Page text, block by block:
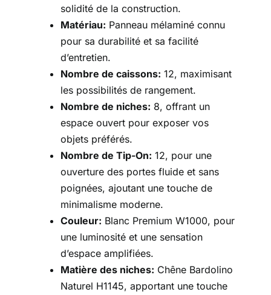
solidité de la construction.
Matériau: Panneau mélaminé connu
pour sa durabilité et sa facilité
d’entretien.
Nombre de caissons: 12, maximisant
les possibilités de rangement.
Nombre de niches: 8, offrant un
espace ouvert pour exposer vos
objets préférés.
Nombre de Tip-On: 12, pour une
ouverture des portes fluide et sans
poignées, ajoutant une touche de
minimalisme moderne.
Couleur: Blanc Premium W1000, pour
une luminosité et une sensation
d’espace amplifiées.
Matière des niches: Chêne Bardolino
Naturel H1145, apportant une touche